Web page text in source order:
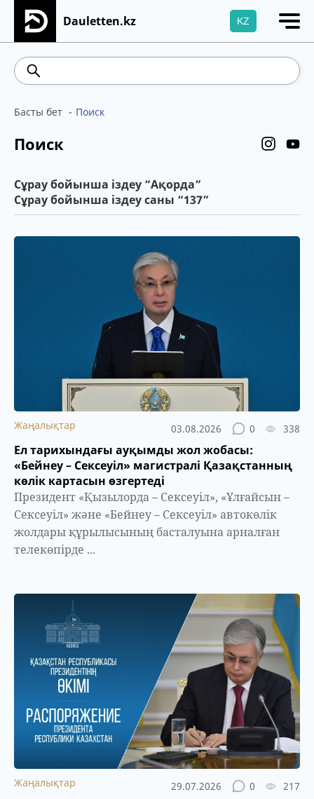
Dauletten.kz KZ
Сіздің өтінішіңіз сәтті жіберілді, Рақмет!
Басты бет Поиск
Поиск
Сұрау бойынша іздеу “Ақорда”
Сұрау бойынша іздеу саны “137”
Жаңалықтар 03.08.2026 0 338
Ел тарихындағы ауқымды жол жобасы:
«Бейнеу – Сексеуіл» магистралі Қазақстанның
көлік картасын өзгертеді
Президент «Қызылорда – Сексеуіл», «Ұлғайсын –
Сексеуіл» және «Бейнеу – Сексеуіл» автокөлік
жолдары құрылысының басталуына арналған
телекөпірде ...
Жаңалықтар 29.07.2026 0 217